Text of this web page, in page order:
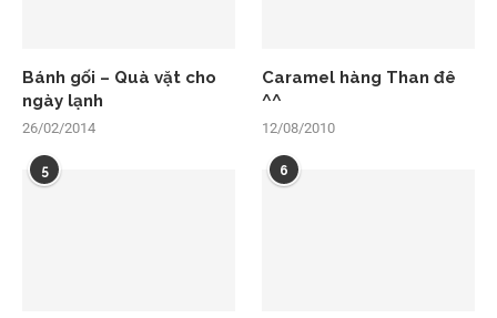
Bánh gối – Quà vặt cho
ngày lạnh
26/02/2014
Caramel hàng Than đê
^^
12/08/2010
5 6